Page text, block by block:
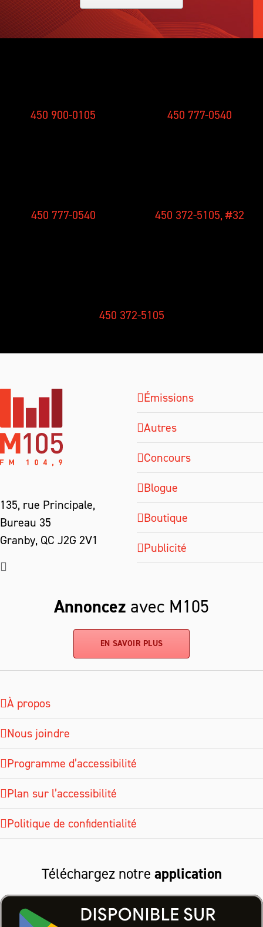
450 900-0105 450 777-0540
450 777-0540 450 372-5105, #32
450 372-5105
135, rue Principale,
Bureau 35
Granby, QC J2G 2V1
Émissions
Autres
Concours
Blogue
Boutique
Publicité
Annoncez avec M105
EN SAVOIR PLUS
À propos
Nous joindre
Programme d’accessibilité
Plan sur l’accessibilité
Politique de confidentialité
Téléchargez notre application